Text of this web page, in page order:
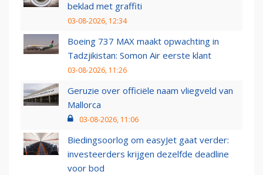
beklad met graffiti
03-08-2026, 12:34
Boeing 737 MAX maakt opwachting in
Tadzjikistan: Somon Air eerste klant
03-08-2026, 11:26
Geruzie over officiële naam vliegveld van
Mallorca
03-08-2026, 11:06
Biedingsoorlog om easyJet gaat verder:
investeerders krijgen dezelfde deadline
voor bod